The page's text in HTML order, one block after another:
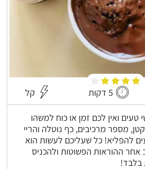
5 דקות קל
טעים ואין לכם זמן או כוח למשהו
מספר מרכיבים, כף נוטלה והריי
להפליא! כל שעליכם לעשות הוא
אחר ההוראות הפשוטות ולהכניס
בלבד!